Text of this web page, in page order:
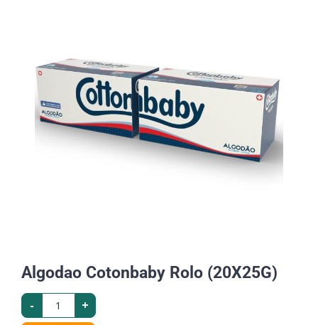
Algodao Cotonbaby Rolo (20X25G)
- +